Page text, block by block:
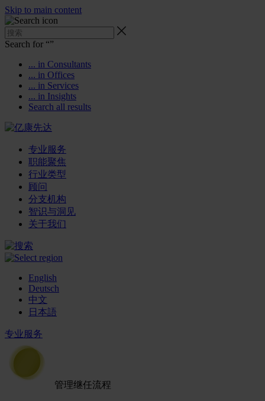
Skip to main content
Search for “”
... in Consultants
... in Offices
... in Services
... in Insights
Search all results
专业服务
职能聚焦
行业类型
顾问
分支机构
智识与洞见
关于我们
English
Deutsch
中文
日本語
专业服务
管理继任流程